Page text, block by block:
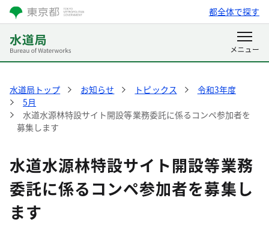
都全体で探す
水道局トップ お知らせ トピックス
令和3年度
5月
水道水源林特設サイト開設等業務委託に係るコンペ参加者を
募集します
水道水源林特設サイト開設等業務
委託に係るコンペ参加者を募集し
ます